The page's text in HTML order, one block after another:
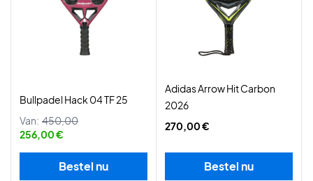
Bullpadel Hack 04 TF 25
Van: 450,00
256,00 €
Bestel nu
Adidas Arrow Hit Carbon
2026
270,00 €
Bestel nu